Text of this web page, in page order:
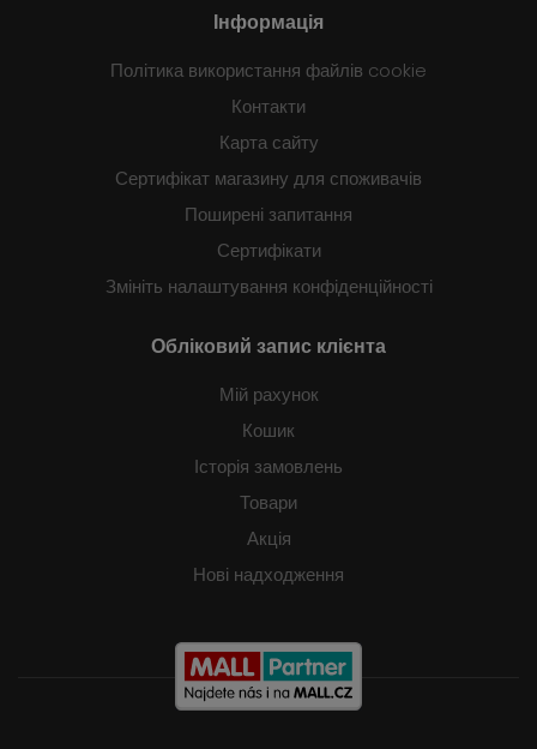
Інформація
Політика використання файлів cookie
Контакти
Карта сайту
Сертифікат магазину для споживачів
Поширені запитання
Сертифікати
Змініть налаштування конфіденційності
Обліковий запис клієнта
Мій рахунок
Кошик
Історія замовлень
Товари
Акція
Нові надходження